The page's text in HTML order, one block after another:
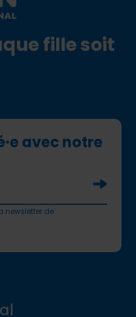
fille soit
avec notre
newsletter de